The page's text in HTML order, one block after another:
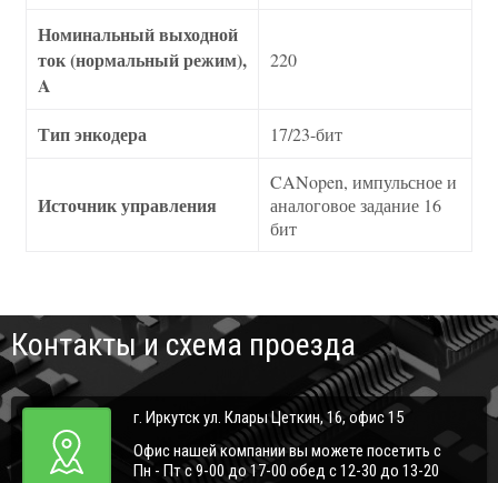
Номинальный выходной
ток (нормальный режим),
A
220
Тип энкодера 17/23-бит
Источник управления
CANopen, импульсное и
аналоговое задание 16
бит
Контакты и схема проезда
г. Иркутск ул. Клары Цеткин, 16, офис 15
Офис нашей компании вы можете посетить с
Пн - Пт с 9-00 до 17-00 обед с 12-30 до 13-20